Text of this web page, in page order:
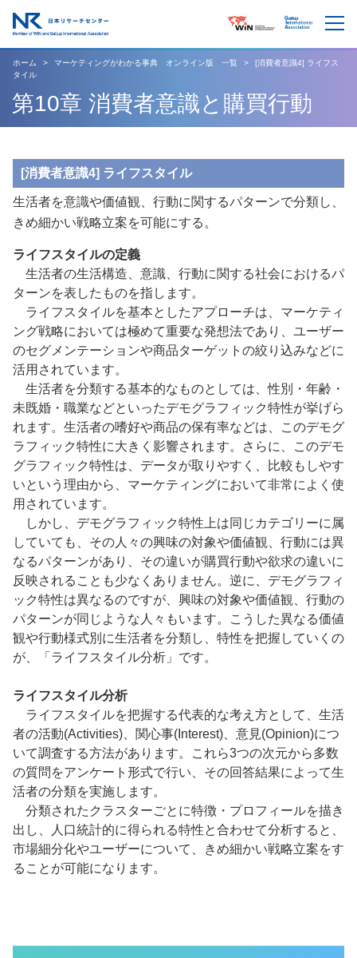
ホーム マーケティングがわかる事典 オンライン版 一覧
[消費者意識4] ライフス
タイル
第10章 消費者意識と購買行動
[消費者意識4] ライフスタイル
生活者を意識や価値観、行動に関するパターンで分類し、
きめ細かい戦略立案を可能にする。
ライフスタイルの定義
生活者の生活構造、意識、行動に関する社会におけるパ
ターンを表したものを指します。
ライフスタイルを基本としたアプローチは、マーケティ
ング戦略においては極めて重要な発想法であり、ユーザー
のセグメンテーションや商品ターゲットの絞り込みなどに
活用されています。
生活者を分類する基本的なものとしては、性別・年齢・
未既婚・職業などといったデモグラフィック特性が挙げら
れます。生活者の嗜好や商品の保有率などは、このデモグ
ラフィック特性に大きく影響されます。さらに、このデモ
グラフィック特性は、データが取りやすく、比較もしやす
いという理由から、マーケティングにおいて非常によく使
用されています。
しかし、デモグラフィック特性上は同じカテゴリーに属
していても、その人々の興味の対象や価値観、行動には異
なるパターンがあり、その違いが購買行動や欲求の違いに
反映されることも少なくありません。逆に、デモグラフィ
ック特性は異なるのですが、興味の対象や価値観、行動の
パターンが同じような人々もいます。こうした異なる価値
観や行動様式別に生活者を分類し、特性を把握していくの
が、「ライフスタイル分析」です。
ライフスタイル分析
ライフスタイルを把握する代表的な考え方として、生活
者の活動(Activities)、関心事(Interest)、意見(Opinion)につ
いて調査する方法があります。これら3つの次元から多数
の質問をアンケート形式で行い、その回答結果によって生
活者の分類を実施します。
分類されたクラスターごとに特徴・プロフィールを描き
出し、人口統計的に得られる特性と合わせて分析すると、
市場細分化やユーザーについて、きめ細かい戦略立案をす
ることが可能になります。